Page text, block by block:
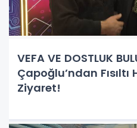
VEFA VE DOSTLUK
Çapoğlu’ndan
Ziyaret!